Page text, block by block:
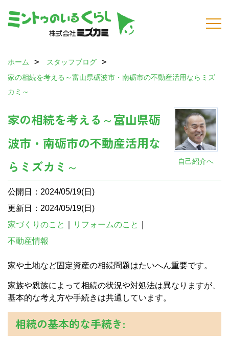
ホーム
スタッフブログ
家の相続を考える～富山県砺波市・南砺市の不動産活用ならミズ
カミ～
自己紹介へ
家の相続を考える～富山県砺
波市・南砺市の不動産活用な
らミズカミ～
公開日：2024/05/19(日)
更新日：2024/05/19(日)
家づくりのこと
リフォームのこと
不動産情報
家や土地など固定資産の相続問題はたいへん重要です。
家族や親族によって相続の状況や対処法は異なりますが、
基本的な考え方や手続きは共通しています。
相続の基本的な手続き: